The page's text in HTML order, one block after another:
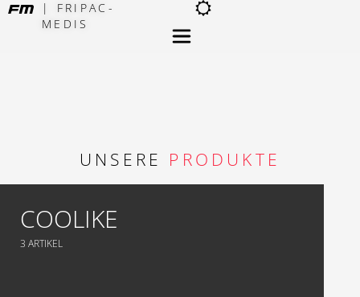
| FRIPAC-
MEDIS
UNSERE PRODUKTE
COOLIKE
3 ARTIKEL